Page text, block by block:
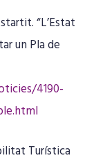
“L’Estat
un Pla de
4190-
Turística